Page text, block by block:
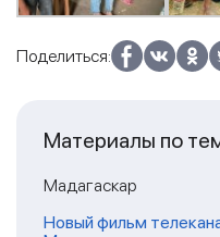
Поделиться:
Материалы по
Мадагаскар
Новый фильм